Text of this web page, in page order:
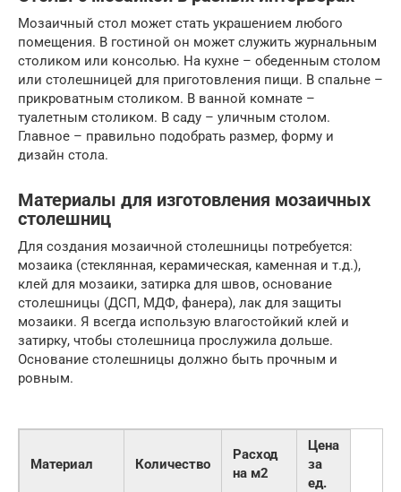
Мозаичный стол может стать украшением любого
помещения. В гостиной он может служить журнальным
столиком или консолью. На кухне – обеденным столом
или столешницей для приготовления пищи. В спальне –
прикроватным столиком. В ванной комнате –
туалетным столиком. В саду – уличным столом.
Главное – правильно подобрать размер, форму и
дизайн стола.
Материалы для изготовления мозаичных
столешниц
Для создания мозаичной столешницы потребуется:
мозаика (стеклянная, керамическая, каменная и т.д.),
клей для мозаики, затирка для швов, основание
столешницы (ДСП, МДФ, фанера), лак для защиты
мозаики. Я всегда использую влагостойкий клей и
затирку, чтобы столешница прослужила дольше.
Основание столешницы должно быть прочным и
ровным.
Материал Количество
Расход
на м2
Цена
за
ед.